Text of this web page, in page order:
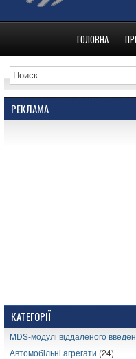
ГОЛОВНА
РЕКЛАМА
КАТЕГОРІЇ
MDS-модулі віддаленого
Автомобільні агрегати (24)